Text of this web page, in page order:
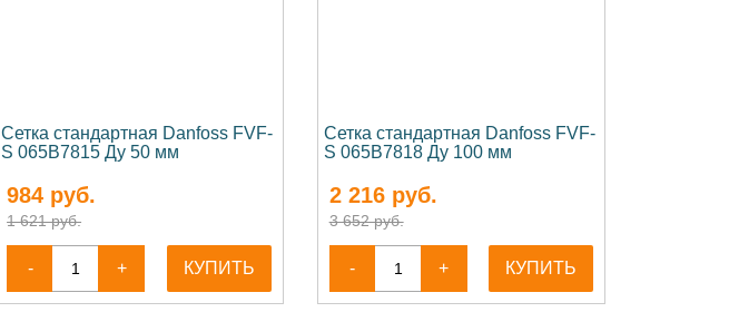
Сетка стандартная Danfoss FVF-
S 065B7815 Ду 50 мм
984 руб.
1 621 руб.
- + КУПИТЬ
Сетка стандартная Danfoss FVF-
S 065B7818 Ду 100 мм
2 216руб.
3 652 руб.
- + КУПИТЬ